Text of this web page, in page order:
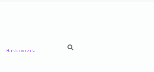
Hakkımızda